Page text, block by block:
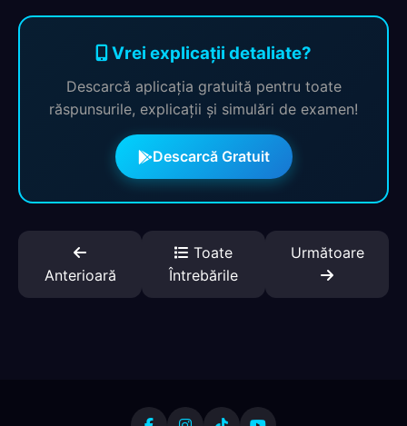
Vrei explicații detaliate?
Descarcă aplicația gratuită pentru toate
răspunsurile, explicații și simulări de examen!
Descarcă Gratuit
Anterioară
Toate
Întrebările
Următoare